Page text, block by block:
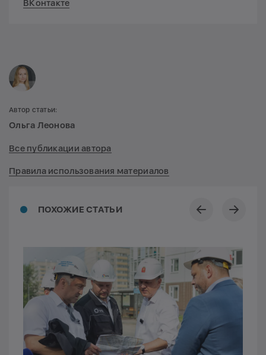
ВКонтакте
ПОХОЖИЕ СТАТЬИ
Автор статьи:
Ольга Леонова
Все публикации автора
Правила использования материалов